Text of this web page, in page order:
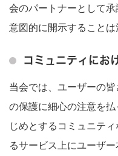
会のパートナーとして
意図的に開示することは
コミュニティにお
当会では、ユーザーの
の保護に細心の注意を
じめとするコミュニテ
るサービス上にユーザ